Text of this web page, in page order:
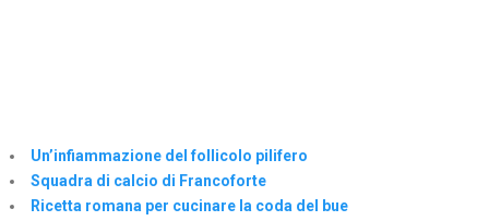
Un’infiammazione del follicolo pilifero
Squadra di calcio di Francoforte
Ricetta romana per cucinare la coda del bue